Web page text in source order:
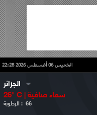
الخميس 06 أغسطس 2026 22:28
الجزائر
26° C | سماء صافية
الرطوبة : 66